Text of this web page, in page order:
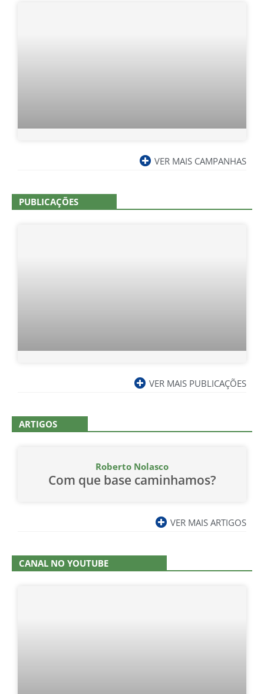
VER MAIS CAMPANHAS
PUBLICAÇÕES
VER MAIS PUBLICAÇÕES
ARTIGOS
Roberto Nolasco
Com que base caminhamos?
VER MAIS ARTIGOS
CANAL NO YOUTUBE